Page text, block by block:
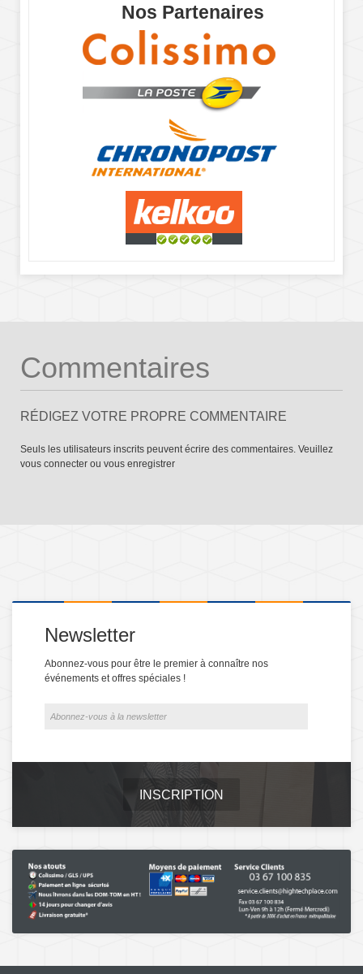
Nos Partenaires
Commentaires
RÉDIGEZ VOTRE PROPRE COMMENTAIRE
Seuls les utilisateurs inscrits peuvent écrire des commentaires. Veuillez
vous connecter ou vous enregistrer
Newsletter
Abonnez-vous pour être le premier à connaître nos
événements et offres spéciales !
INSCRIPTION